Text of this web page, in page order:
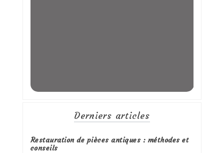
Derniers articles
Restauration de pièces antiques : méthodes et
conseils